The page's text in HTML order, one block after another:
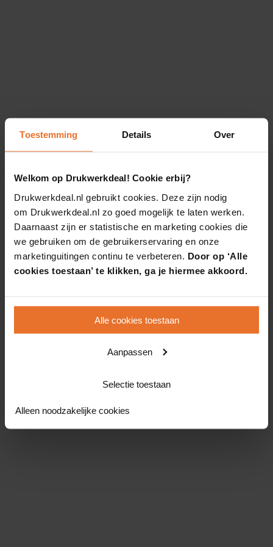
Toestemming Details Over
Welkom op Drukwerkdeal! Cookie erbij?
Drukwerkdeal.nl gebruikt cookies. Deze zijn nodig
om Drukwerkdeal.nl zo goed mogelijk te laten werken.
Daarnaast zijn er statistische en marketing cookies die
we gebruiken om de gebruikerservaring en onze
marketinguitingen continu te verbeteren. Door op ‘Alle
cookies toestaan’ te klikken, ga je hiermee akkoord.
Alle cookies toestaan
Aanpassen
Selectie toestaan
Alleen noodzakelijke cookies